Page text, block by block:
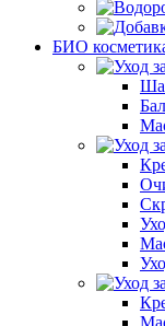
БИО